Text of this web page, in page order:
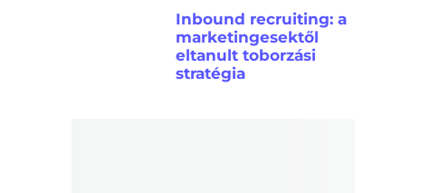
Inbound recruiting: a
marketingesektől
eltanult toborzási
stratégia